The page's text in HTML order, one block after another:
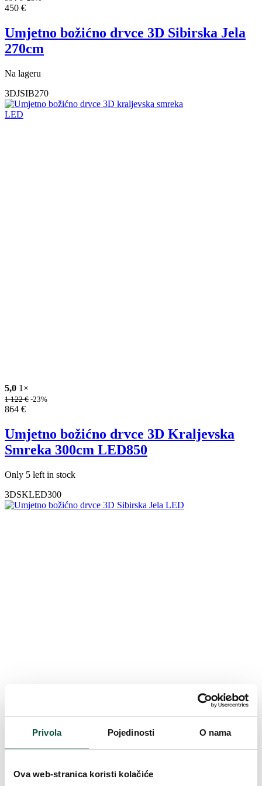
Privola Pojedinosti O nama
Ova web-stranica koristi kolačiće
450 €
Umjetno božićno drvce 3D Sibirska Jela
270cm
Na lageru
3DJSIB270
5,0 1×
1 122€ -23%
864 €
Umjetno božićno drvce 3D Kraljevska
Smreka 300cm LED850
Only 5 left in stock
3DSKLED300